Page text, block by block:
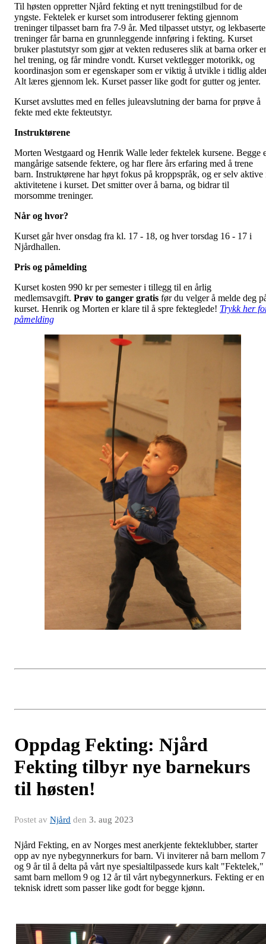
Til høsten oppretter Njård fekting et nytt treningstilbud for de
yngste. Fektelek er kurset som introduserer fekting gjennom
treninger tilpasset barn fra 7-9 år. Med tilpasset utstyr, og lekbaserte
treninger får barna en grunnleggende innføring i fekting. Kurset
bruker plastutstyr som gjør at vekten reduseres slik at barna orker
hel trening, og får mindre vondt. Kurset vektlegger motorikk, og
koordinasjon som er egenskaper som er viktig å utvikle i tidlig
Alt læres gjennom lek. Kurset passer like godt for gutter og jenter.
Kurset avsluttes med en felles juleavslutning der barna for prøve å
fekte med ekte fekteutstyr.
Instruktørene
Morten Westgaard og Henrik Walle leder fektelek kursene. Begge
mangårige satsende fektere, og har flere års erfaring med å trene
barn. Instruktørene har høyt fokus på kroppspråk, og er selv aktive
aktivitetene i kurset. Det smitter over å barna, og bidrar til
morsomme treninger.
Når og hvor?
Kurset går hver onsdag fra kl. 17 - 18, og hver torsdag 16 - 17 i
Njårdhallen.
Pris og påmelding
Kurset kosten 990 kr per semester i tillegg til en årlig
medlemsavgift. Prøv to ganger gratis før du velger å melde deg
kurset. Henrik og Morten er klare til å spre fekteglede! Trykk her
påmelding
Oppdag Fekting: Njård
Fekting tilbyr nye barnekurs
til høsten!
Postet av Njård den 3. aug 2023
Njård Fekting, en av Norges mest anerkjente fekteklubber, starter
opp av nye nybegynnerkurs for barn. Vi inviterer nå barn mellom 7
og 9 år til å delta på vårt nye spesialtilpassede kurs kalt "Fektelek,"
samt barn mellom 9 og 12 år til vårt nybegynnerkurs. Fekting er en
teknisk idrett som passer like godt for begge kjønn.